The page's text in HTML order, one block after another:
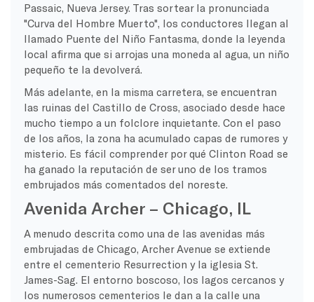
Passaic, Nueva Jersey. Tras sortear la pronunciada
"Curva del Hombre Muerto", los conductores llegan al
llamado Puente del Niño Fantasma, donde la leyenda
local afirma que si arrojas una moneda al agua, un niño
pequeño te la devolverá.
Más adelante, en la misma carretera, se encuentran
las ruinas del Castillo de Cross, asociado desde hace
mucho tiempo a un folclore inquietante. Con el paso
de los años, la zona ha acumulado capas de rumores y
misterio. Es fácil comprender por qué Clinton Road se
ha ganado la reputación de ser uno de los tramos
embrujados más comentados del noreste.
Avenida Archer – Chicago, IL
A menudo descrita como una de las avenidas más
embrujadas de Chicago, Archer Avenue se extiende
entre el cementerio Resurrection y la iglesia St.
James-Sag. El entorno boscoso, los lagos cercanos y
los numerosos cementerios le dan a la calle una